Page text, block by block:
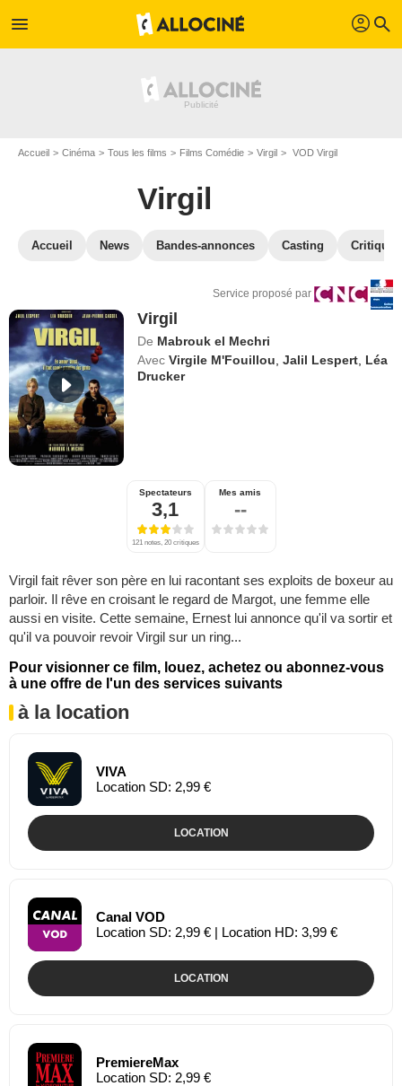
menu profil search
Accueil Cinéma Tous les films Films Comédie Virgil VOD Virgil
Virgil
Accueil News Bandes-annonces Casting
Service proposé par
Virgil
De Mabrouk el Mechri
Avec Virgile M'Fouillou ,Jalil Lespert Léa
Drucker
Spectateurs
3,1
121 notes, 20 critiques
Mes amis
--
Virgil fait rêver son père en lui racontant ses exploits de boxeur au
parloir. Il rêve en croisant le regard de Margot, une femme elle
aussi en visite. Cette semaine, Ernest lui annonce qu'il va sortir et
qu'il va pouvoir revoir Virgil sur un ring...
Pour visionner ce film, louez, achetez ou abonnez-vous
à une offre de l'un des services suivants
à la location
VIVA
Location SD: 2,99 €
LOCATION
Canal VOD
Location SD: 2,99 € | Location HD: 3,99 €
LOCATION
PremiereMax
Location SD: 2,99 €